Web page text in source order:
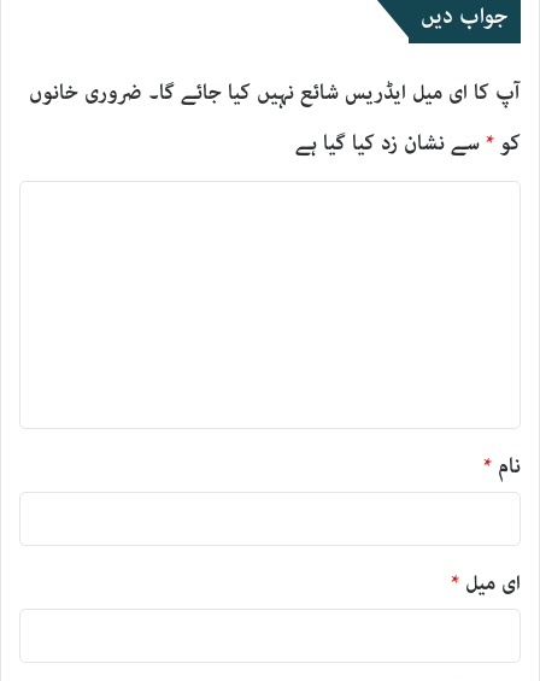
جواب دیں
آپ کا ای میل ایڈریس شائع نہیں کیا جائے گا۔ ضروری خانوں
کو *سے نشان زد کیا گیا ہے
نام *
ای میل *